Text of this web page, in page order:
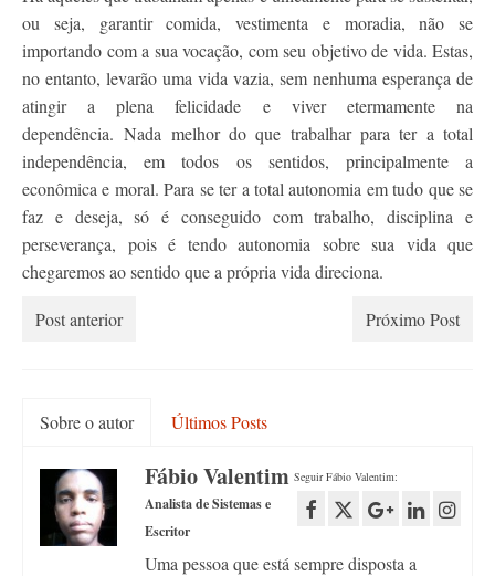
ou seja, garantir comida, vestimenta e moradia, não se
importando com a sua vocação, com seu objetivo de vida. Estas,
no entanto, levarão uma vida vazia, sem nenhuma esperança de
atingir a plena felicidade e viver etermamente na
dependência. Nada melhor do que trabalhar para ter a total
independência, em todos os sentidos, principalmente a
econômica e moral. Para se ter a total autonomia em tudo que se
faz e deseja, só é conseguido com trabalho, disciplina e
perseverança, pois é tendo autonomia sobre sua vida que
chegaremos ao sentido que a própria vida direciona.
Post anterior Próximo Post
Sobre o autor Últimos Posts
Seguir Fábio Valentim:
Fábio Valentim
Analista de Sistemas e
Escritor
Uma pessoa que está sempre disposta a